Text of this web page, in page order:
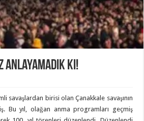
Anlayamadık ki!
savaşlardan birisi olan Çanakkale savaşının
Bu yıl, olağan anma programları geçmiş